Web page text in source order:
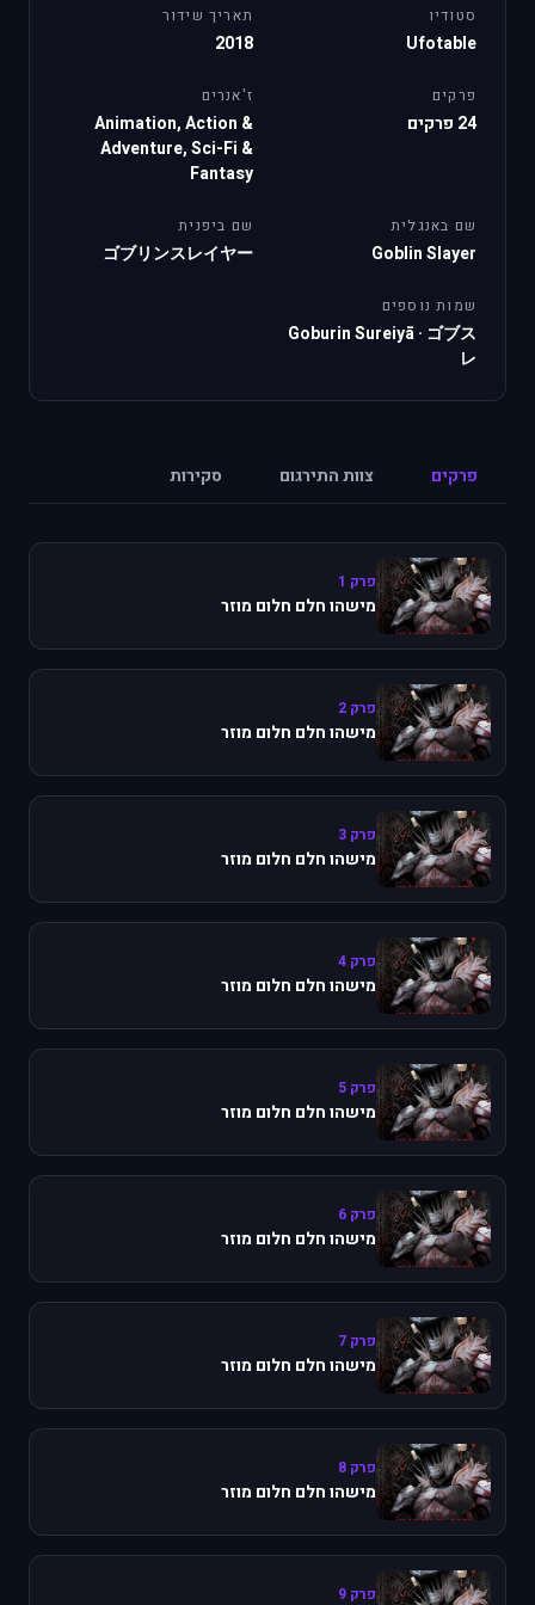
סטודיו
Ufotable
תאריך שידור
2018
פרקים
24 פרקים
ז'אנרים
Animation, Action &
Adventure, Sci-Fi &
Fantasy
שם באנגלית
Goblin Slayer
שם ביפנית
ゴブリンスレイヤー
שמות נוספים
Goburin Sureiyā· ゴブス
レ
פרקים צוות התירגום סקירות
פרק 1
מישהו חלם חלום מוזר
פרק 2
מישהו חלם חלום מוזר
פרק 3
מישהו חלם חלום מוזר
פרק 4
מישהו חלם חלום מוזר
פרק 5
מישהו חלם חלום מוזר
פרק 6
מישהו חלם חלום מוזר
פרק 7
מישהו חלם חלום מוזר
פרק 8
מישהו חלם חלום מוזר
פרק 9